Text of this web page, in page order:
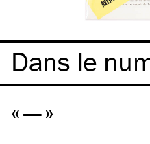
Dans le
—